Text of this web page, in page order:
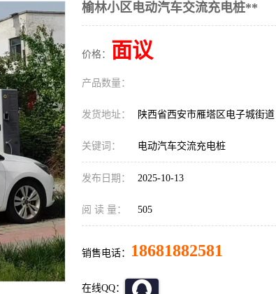
榆林小区电动汽车交流充电桩**
价格： 面议
产品数量：
发货地址： 陕西省西安市雁塔区电子城街道
关键词： 电动汽车交流充电桩
发布日期： 2025-10-13
阅 读 量： 505
销售电话： 18681882581
在线QQ：